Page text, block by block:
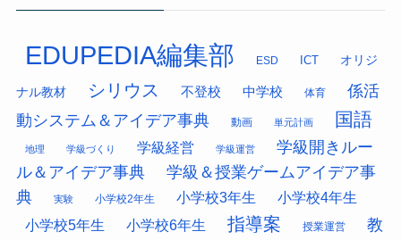
EDUPEDIA編集部 ESD ICT オリジ
ナル教材 シリウス 不登校 中学校 体育
係活
動システム＆アイデア事典
動画 単元計画 国語
地理 学級づくり 学級経営 学級運営
学級開きルー
ル＆アイデア事典
学級＆授業ゲームアイデア事
典
実験 小学校2年生 小学校3年生
小学校4年生
小学校5年生
小学校6年生 指導案 授業運営
教